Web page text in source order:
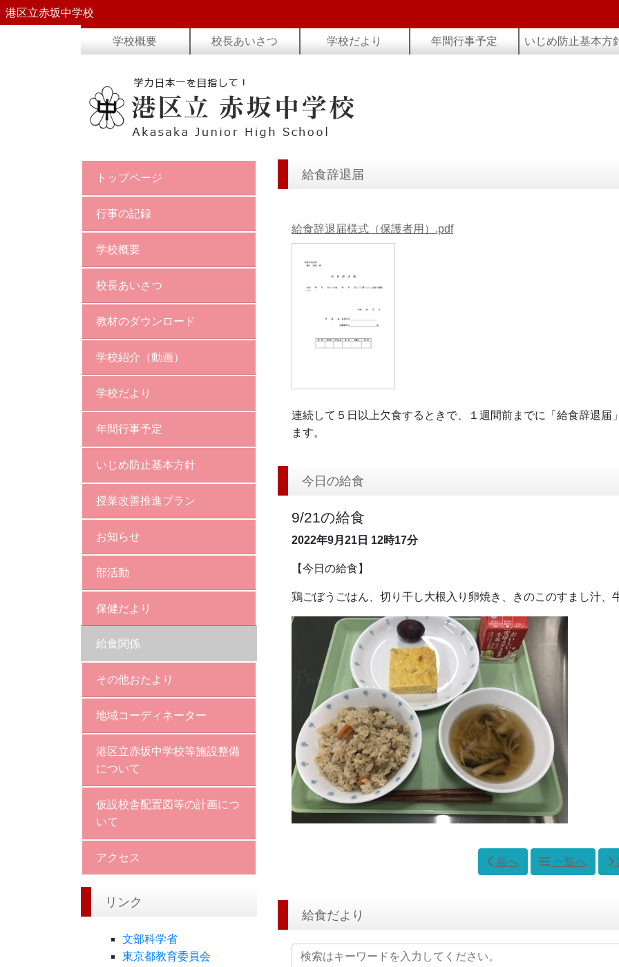
港区立赤坂中学校
学校概要 校長あいさつ 学校だより 年間行事予定 いじめ防止基本方
トップページ
行事の記録
学校概要
校長あいさつ
教材のダウンロード
学校紹介（動画）
学校だより
年間行事予定
いじめ防止基本方針
授業改善推進プラン
お知らせ
部活動
保健だより
給食関係
その他おたより
地域コーディネーター
港区立赤坂中学校等施設整備
について
仮設校舎配置図等の計画につ
いて
アクセス
リンク
文部科学省
東京都教育委員会
給食辞退届
給食辞退届様式（保護者用）.pdf
連続して５日以上欠食するときで、１週間前までに「給食辞退
ます。
今日の給食
9/21の給食
2022年9月21日 12時17分
【今日の給食】
鶏ごぼうごはん、切り干し大根入り卵焼き、きのこのすまし汁、
前へ 一覧へ
給食だより